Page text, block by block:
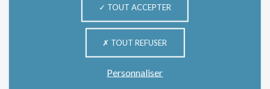
TOUT ACCEPTER
TOUT REFUSER
Personnaliser